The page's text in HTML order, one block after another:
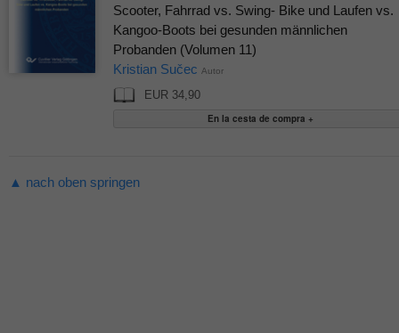
Scooter, Fahrrad vs. Swing- Bike und Laufen vs.
Kangoo-Boots bei gesunden männlichen
Probanden (Volumen 11)
Kristian Sučec Autor
EUR 34,90
▲ nach oben springen